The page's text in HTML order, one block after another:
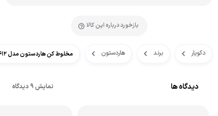
بازخورد درباره این کالا
دکویار برند هاردستون مخلوط کن هاردستون مدل BL 8412
دیدگاه ها نمایش 9 دیدگاه